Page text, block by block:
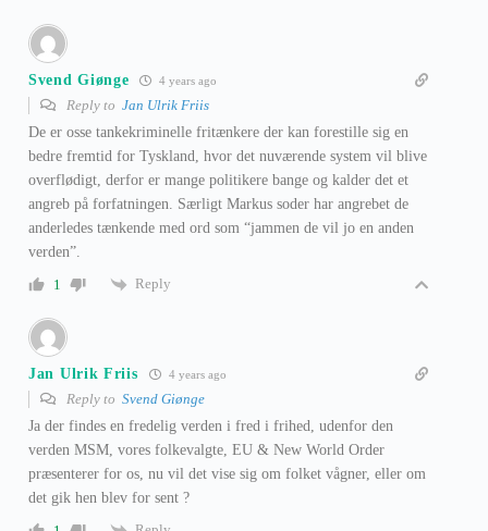
Svend Giønge 4 years ago
Reply to Jan Ulrik Friis
De er osse tankekriminelle fritænkere der kan forestille sig en
bedre fremtid for Tyskland, hvor det nuværende system vil blive
overflødigt, derfor er mange politikere bange og kalder det et
angreb på forfatningen. Særligt Markus soder har angrebet de
anderledes tænkende med ord som “jammen de vil jo en anden
verden”.
1
Reply
Jan Ulrik Friis 4 years ago
Reply to Svend Giønge
Ja der findes en fredelig verden i fred i frihed, udenfor den
verden MSM, vores folkevalgte, EU & New World Order
præsenterer for os, nu vil det vise sig om folket vågner, eller om
det gik hen blev for sent ?